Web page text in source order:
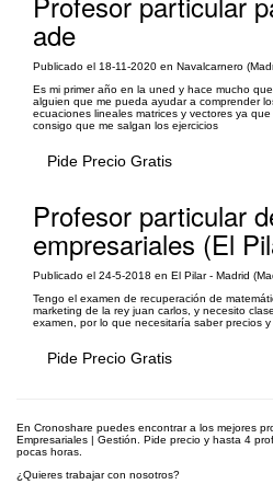
ade
Publicado el 18-11-2020 en Navalcarnero
Es mi primer año en la uned y hace mucho
alguien que me pueda ayudar a comprender
ecuaciones lineales matrices y vectores ya
consigo que me salgan los ejercicios
Pide Precio Gratis
Profesor particular
empresariales (El
Publicado el 24-5-2018 en El Pilar - Madrid
Tengo el examen de recuperación de
marketing de la rey juan carlos, y necesito
examen, por lo que necesitaría saber precios
Pide Precio Gratis
En Cronoshare puedes encontrar a los mejores
Empresariales | Gestión. Pide precio y hasta 4
pocas horas.
¿Quieres trabajar con nosotros?